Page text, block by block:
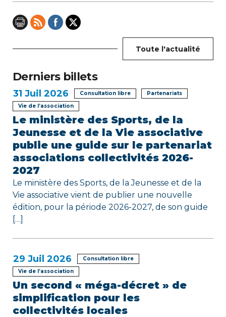
i
o
n
d
e
l
’
a
r
t
i
c
l
e
Toute l'actualité
Derniers billets
31 Juil 2026 Consultation libre
Partenariats
Vie de l’association
Le ministère des Sports, de la
Jeunesse et de la Vie associative
publie une guide sur le partenariat
associations collectivités 2026-
2027
Le ministère des Sports, de la Jeunesse et de la
Vie associative vient de publier une nouvelle
édition, pour la période 2026-2027, de son guide
[…]
29 Juil 2026
Consultation libre
Vie de l’association
Un second « méga-décret » de
simplification pour les
collectivités locales